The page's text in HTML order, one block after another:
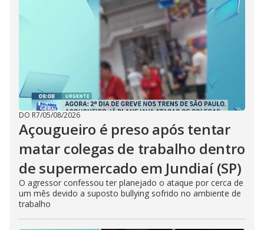
DO R7/05/08/2026
Açougueiro é preso após tentar
matar colegas de trabalho dentro
de supermercado em Jundiaí (SP)
O agressor confessou ter planejado o ataque por cerca de
um mês devido a suposto bullying sofrido no ambiente de
trabalho